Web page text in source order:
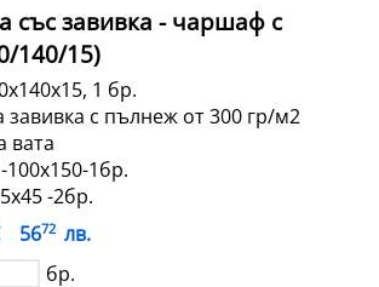
със завивка - чаршаф с
140/15)
1 бр.
завивка с пълнеж от 300 гр/м2
вата
1бр.
-2бр.
5672 лв.
бр.